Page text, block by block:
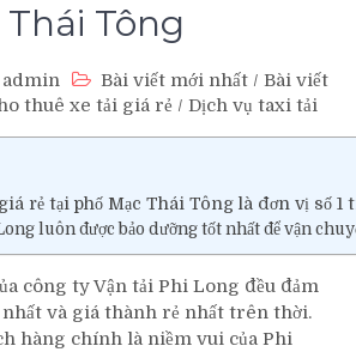
Tông
admin Bài viết mới nhất / Bài viết
thuê xe tải giá rẻ / Dịch vụ taxi tải
rẻ tại phố Mạc Thái Tông là đơn vị số
luôn được bảo dưỡng tốt nhất để vận
công ty Vận tải Phi Long đều đảm
nhất và giá thành rẻ nhất trên thời.
hàng chính là niềm vui của Phi